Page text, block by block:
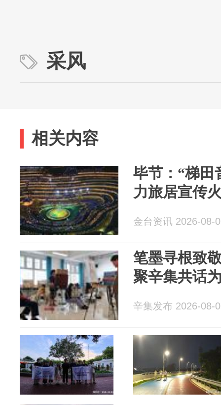
采风
相关内容
毕节：“梯田
力旅居宣传
金台资讯 2026-08-
笔墨寻根致
聚辛集共话
辛集发布 2026-08-